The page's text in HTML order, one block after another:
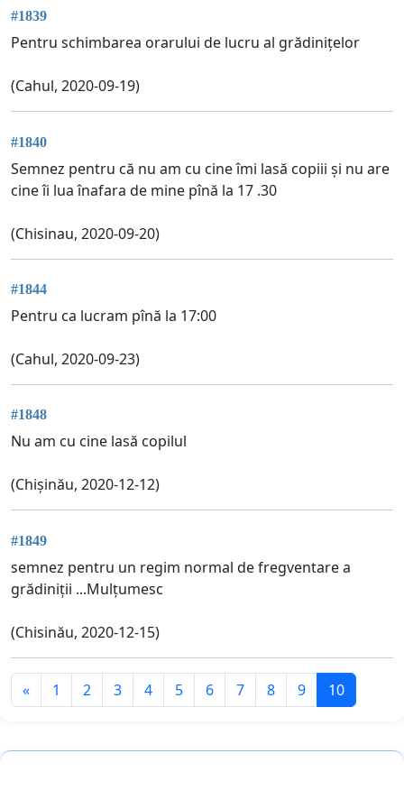
#1839
Pentru schimbarea orarului de lucru al grădinițelor
(Cahul, 2020-09-19)
#1840
Semnez pentru că nu am cu cine îmi lasă copiii și nu are
cine îi lua înafara de mine pînă la 17 .30
(Chisinau, 2020-09-20)
#1844
Pentru ca lucram pînă la 17:00
(Cahul, 2020-09-23)
#1848
Nu am cu cine lasă copilul
(Chișinău, 2020-12-12)
#1849
semnez pentru un regim normal de fregventare a
grădiniții ...Mulțumesc
(Chisinău, 2020-12-15)
« 1 2 3 4 5 6 7 8 9 10